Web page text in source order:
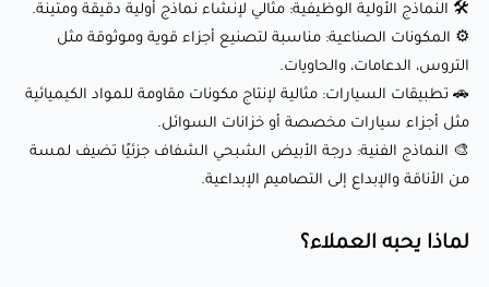
مع الوميض الشفاف يضمن أن تكون طباعتك ملفتة للنظر
بمظهرها الأنيق والاحترافي.
✅ أداء عالي: يجمع بين القوة، المتانة، والمقاومة الكيميائية، مما
يجعله مثاليًا للتطبيقات الصعبة.
✅ توافق واسع: يعمل بسلاسة مع الطابعات ثلاثية الأبعاد
🛠️ النماذج الأولية الوظيفية: مثالي لإنشاء نماذج أولية دقيقة ومتينة.
⚙️ المكونات الصناعية: مناسبة لتصنيع أجزاء قوية وموثوقة مثل
التروس، الدعامات، والحاويات.
🚗 تطبيقات السيارات: مثالية لإنتاج مكونات مقاومة للمواد الكيميائية
مثل أجزاء سيارات مخصصة أو خزانات السوائل.
🎨 النماذج الفنية: درجة الأبيض الشبحي الشفاف جزئيًا تضيف لمسة
من الأناقة والإبداع إلى التصاميم الإبداعية.
لماذا يحبه العملاء؟